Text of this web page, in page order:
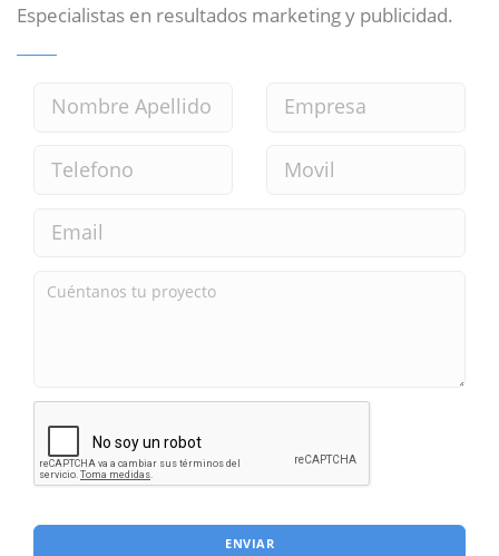
Especialistas en resultados marketing y publicidad.
ENVIAR